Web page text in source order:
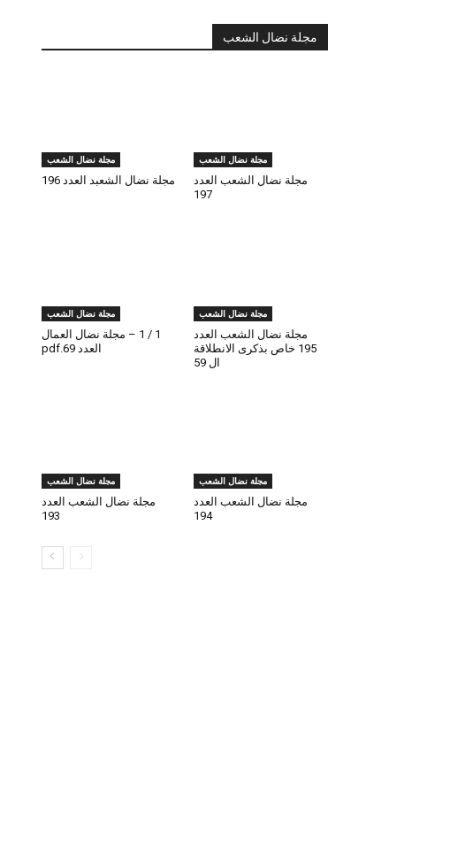
مجلة نضال الشعب
مجلة نضال الشعب
مجلة نضال الشعب العدد
197
مجلة نضال الشعب
مجلة نضال الشعبد العدد 196
مجلة نضال الشعب
مجلة نضال الشعب العدد
195 خاص بذكرى الانطلاقة
ال 59
مجلة نضال الشعب
1 / 1 – مجلة نضال العمال
العدد 69.pdf
مجلة نضال الشعب
مجلة نضال الشعب العدد
194
مجلة نضال الشعب
مجلة نضال الشعب العدد
193